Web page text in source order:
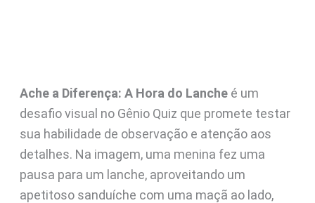
Ache a Diferença: A Hora do Lancheé um
desafio visual no Gênio Quiz que promete testar
sua habilidade de observação e atenção aos
detalhes. Na imagem, uma menina fez uma
pausa para um lanche, aproveitando um
apetitoso sanduíche com uma maçã ao lado,